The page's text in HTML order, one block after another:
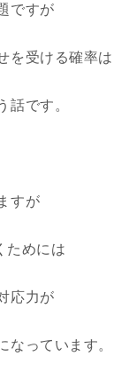
ですが
を受ける確率は
話です。
すが
ためには
応力が
なっています。